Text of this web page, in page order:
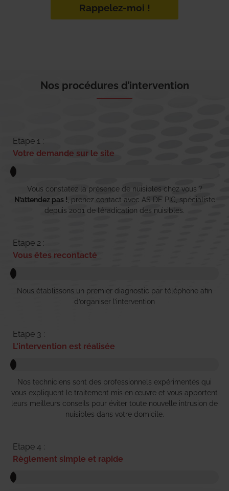
Rappelez-moi !
Nos procédures d’intervention
Etape 1 :
Votre demande sur le site
Vous constatez la présence de nuisibles chez vous ?
N’attendez pas ! , prenez contact avec AS DE PIC, spécialiste
depuis 2001 de l’éradication des nuisibles.
Etape 2 :
Vous êtes recontacté
Nous établissons un premier diagnostic par téléphone afin
d’organiser l’intervention
Etape 3 :
L'intervention est réalisée
Nos techniciens sont des professionnels expérimentés qui
vous expliquent le traitement mis en œuvre et vous apportent
leurs meilleurs conseils pour éviter toute nouvelle intrusion de
nuisibles dans votre domicile.
Etape 4 :
Règlement simple et rapide